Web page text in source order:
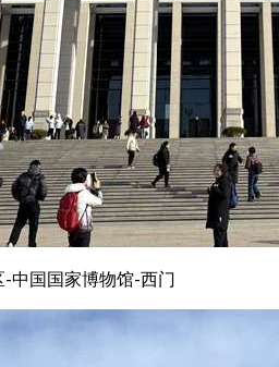
中国国家博物馆-西门